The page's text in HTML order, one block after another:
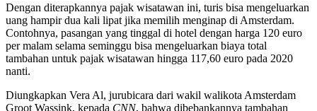
Dengan diterapkannya pajak wisatawan ini, turis bisa mengeluarkan
uang hampir dua kali lipat jika memilih menginap di Amsterdam.
Contohnya, pasangan yang tinggal di hotel dengan harga 120 euro
per malam selama seminggu bisa mengeluarkan biaya total
tambahan untuk pajak wisatawan hingga 117,60 euro pada 2020
nanti.
Diungkapkan Vera Al, jurubicara dari wakil walikota Amsterdam
Groot Wassink, kepada CNN, bahwa dibebankannya tambahan